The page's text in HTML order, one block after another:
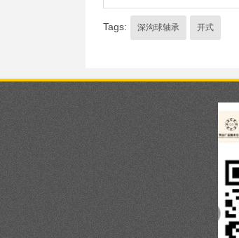
Tags: 深沟球轴承 开式